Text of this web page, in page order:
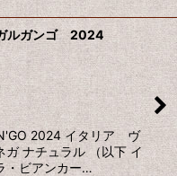
ルガンゴ 2024
2024 イタリア ヴ
ガ ナチュラル （以下 イ
・ビアンカー…